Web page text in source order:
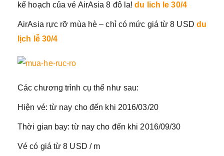
kế hoạch của vé AirAsia 8 đô la!du lich le 30/4
AirAsia rực rỡ mùa hè – chỉ có mức giá từ 8 USD du
lịch lễ 30/4
Các chương trình cụ thể như sau:
Hiện vé: từ nay cho đến khi 2016/03/20
Thời gian bay: từ nay cho đến khi 2016/09/30
Vé có giá từ 8 USD / m